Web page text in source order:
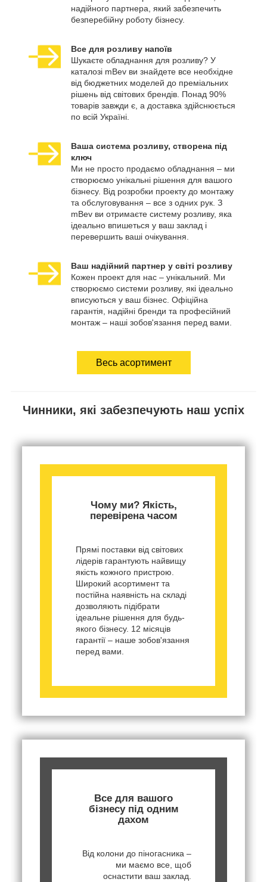
надійного партнера, який забезпечить
безперебійну роботу бізнесу.
Все для розливу напоїв
Шукаєте обладнання для розливу? У
каталозі mBev ви знайдете все необхідне
від бюджетних моделей до преміальних
рішень від світових брендів. Понад 90%
товарів завжди є, а доставка здійснюється
по всій Україні.
Ваша система розливу, створена під
ключ
Ми не просто продаємо обладнання – ми
створюємо унікальні рішення для вашого
бізнесу. Від розробки проекту до монтажу
та обслуговування – все з одних рук. З
mBev ви отримаєте систему розливу, яка
ідеально впишеться у ваш заклад і
перевершить ваші очікування.
Ваш надійний партнер у світі розливу
Кожен проект для нас – унікальний. Ми
створюємо системи розливу, які ідеально
вписуються у ваш бізнес. Офіційна
гарантія, надійні бренди та професійний
монтаж – наші зобов'язання перед вами.
Весь асортимент
Чинники, які забезпечують наш успіх
Чому ми? Якість,
перевірена часом
Прямі поставки від світових
лідерів гарантують найвищу
якість кожного пристрою.
Широкий асортимент та
постійна наявність на складі
дозволяють підібрати
ідеальне рішення для будь-
якого бізнесу. 12 місяців
гарантії – наше зобов'язання
перед вами.
Все для вашого
бізнесу під одним
дахом
Від колони до піногасника –
ми маємо все, щоб
оснастити ваш заклад.